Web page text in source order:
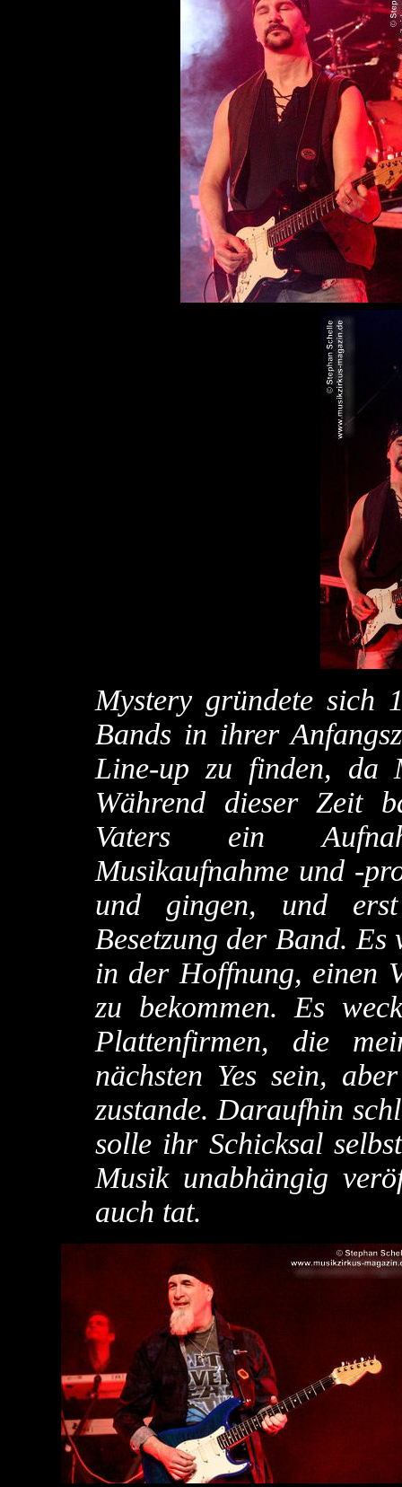
Mystery gründete sich
Bands in ihrer
Line-up zu finden, da
Während dieser Zeit
Vaters ein
Musikaufnahme und -
und gingen, und
Besetzung der Band.
in der Hoffnung, einen
zu bekommen. Es
Plattenfirmen, die
nächsten Yes sein,
zustande. Daraufhin
solle ihr Schicksal
Musik unabhängig
auch tat.